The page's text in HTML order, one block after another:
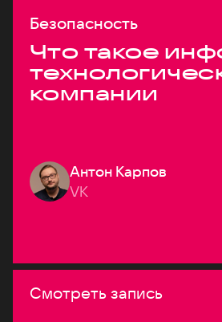
Безопасность
Что такое
компании
Антон Карпов
VK
Смотреть запись